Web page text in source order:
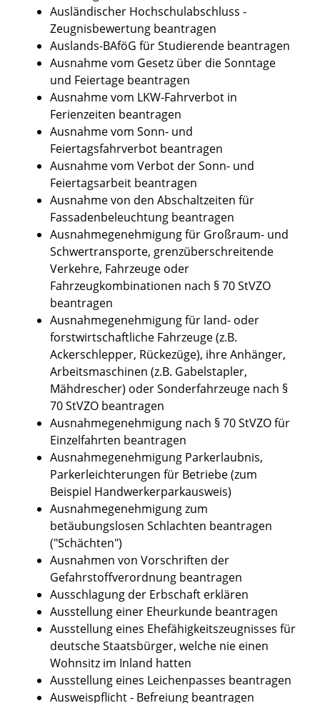
Ausländischer Hochschulabschluss -
Zeugnisbewertung beantragen
Auslands-BAföG für Studierende beantragen
Ausnahme vom Gesetz über die Sonntage
und Feiertage beantragen
Ausnahme vom LKW-Fahrverbot in
Ferienzeiten beantragen
Ausnahme vom Sonn- und
Feiertagsfahrverbot beantragen
Ausnahme vom Verbot der Sonn- und
Feiertagsarbeit beantragen
Ausnahme von den Abschaltzeiten für
Fassadenbeleuchtung beantragen
Ausnahmegenehmigung für Großraum- und
Schwertransporte, grenzüberschreitende
Verkehre, Fahrzeuge oder
Fahrzeugkombinationen nach § 70 StVZO
beantragen
Ausnahmegenehmigung für land- oder
forstwirtschaftliche Fahrzeuge (z.B.
Ackerschlepper, Rückezüge), ihre Anhänger,
Arbeitsmaschinen (z.B. Gabelstapler,
Mähdrescher) oder Sonderfahrzeuge nach §
70 StVZO beantragen
Ausnahmegenehmigung nach § 70 StVZO für
Einzelfahrten beantragen
Ausnahmegenehmigung Parkerlaubnis,
Parkerleichterungen für Betriebe (zum
Beispiel Handwerkerparkausweis)
Ausnahmegenehmigung zum
betäubungslosen Schlachten beantragen
("Schächten")
Ausnahmen von Vorschriften der
Gefahrstoffverordnung beantragen
Ausschlagung der Erbschaft erklären
Ausstellung einer Eheurkunde beantragen
Ausstellung eines Ehefähigkeitszeugnisses für
deutsche Staatsbürger, welche nie einen
Wohnsitz im Inland hatten
Ausstellung eines Leichenpasses beantragen
Ausweispflicht - Befreiung beantragen